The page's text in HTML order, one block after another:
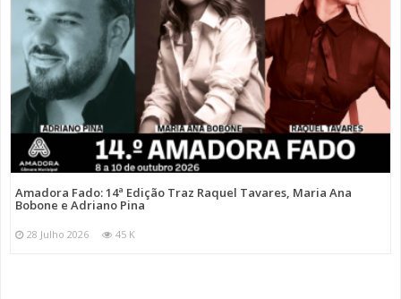
Amadora Fado: 14ª Edição Traz Raquel Tavares, Maria Ana
Bobone e Adriano Pina
28 Julho 2026 45 K